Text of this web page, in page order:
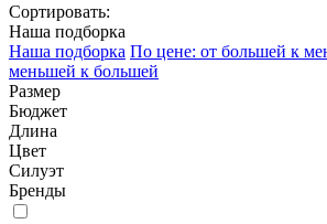
Сортировать:
Наша подборка
Наша подборка По цене: от большей к
меньшей к большей
Размер
Бюджет
Длина
Цвет
Силуэт
Бренды